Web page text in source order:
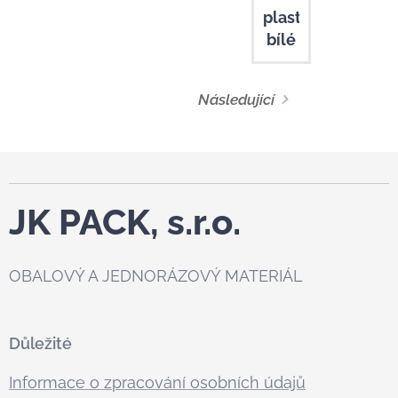
plastové
bílé
Následující
JK PACK, s.r.o.
OBALOVÝ A JEDNORÁZOVÝ MATERIÁL
Důležité
Informace o zpracování osobních údajů